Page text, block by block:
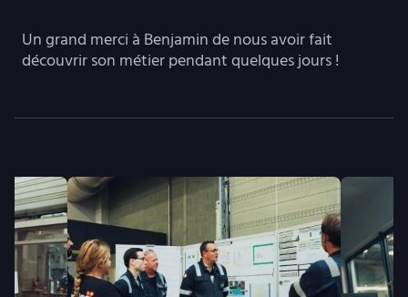
Un grand merci à Benjamin de nous avoir fait
découvrir son métier pendant quelques jours !